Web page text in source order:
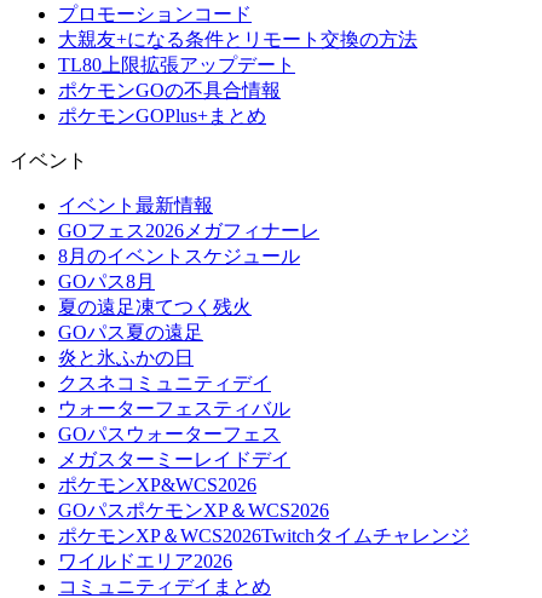
プロモーションコード
大親友+になる条件とリモート交換の方法
TL80上限拡張アップデート
ポケモンGOの不具合情報
ポケモンGOPlus+まとめ
イベント
イベント最新情報
GOフェス2026メガフィナーレ
8月のイベントスケジュール
GOパス8月
夏の遠足凍てつく残火
GOパス夏の遠足
炎と氷ふかの日
クスネコミュニティデイ
ウォーターフェスティバル
GOパスウォーターフェス
メガスターミーレイドデイ
ポケモンXP&WCS2026
GOパスポケモンXP＆WCS2026
ポケモンXP＆WCS2026Twitchタイムチャレンジ
ワイルドエリア2026
コミュニティデイまとめ